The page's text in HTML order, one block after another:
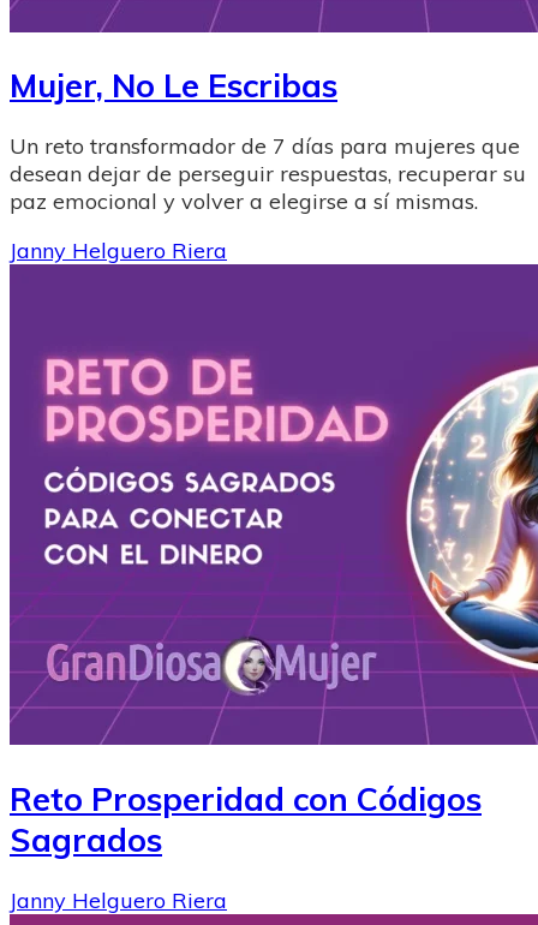
Mujer, No Le Escribas
Un reto transformador de 7 días para mujeres que
desean dejar de perseguir respuestas, recuperar su
paz emocional y volver a elegirse a sí mismas.
Janny Helguero Riera
Reto Prosperidad con Códigos
Sagrados
Janny Helguero Riera